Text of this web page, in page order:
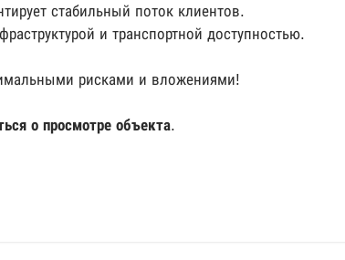
стабильный поток клиентов.
и транспортной доступностью.
рисками и вложениями!
о просмотре объекта.